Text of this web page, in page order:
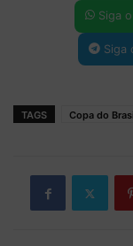
Siga o
Siga
TAGS Copa do